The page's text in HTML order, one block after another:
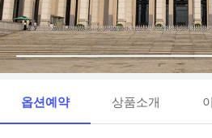
옵션예약 상품소개